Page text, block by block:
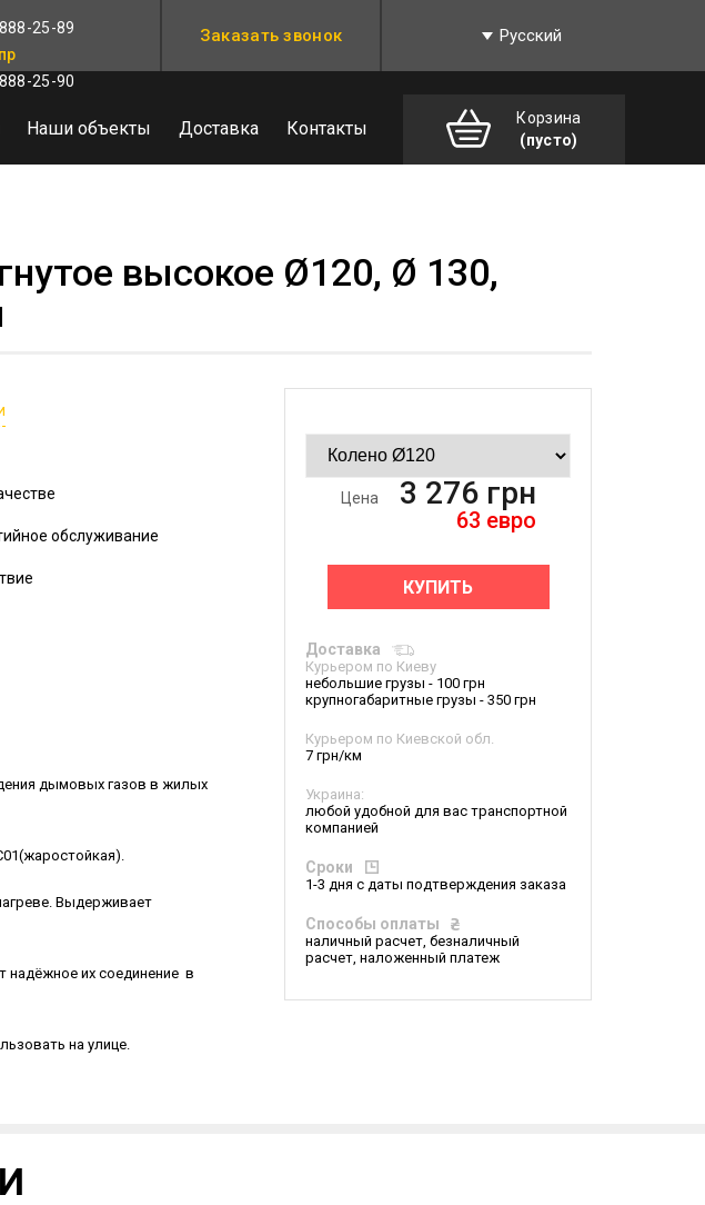
25-89
25-90
Заказать звонок Русский
Наши объекты Доставка Контакты
Корзина
(пусто)
высокое Ø120, Ø 130,
Цена 3 276 грн
63 евро
КУПИТЬ
Доставка
Курьером по Киеву
небольшие грузы - 100 грн
крупногабаритные грузы - 350 грн
Курьером по Киевской обл.
7 грн/км
Украина:
любой удобной для вас транспортной
компанией
Сроки
1-3 дня с даты подтверждения заказа
Способы оплаты
наличный расчет, безналичный
расчет, наложенный платеж
обслуживание
дымовых газов в жилых
Выдерживает
надёжное их соединение в
на улице.